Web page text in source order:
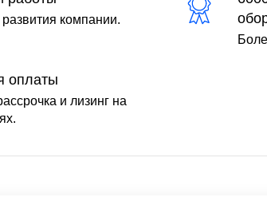
компании.
оплаты
и лизинг на